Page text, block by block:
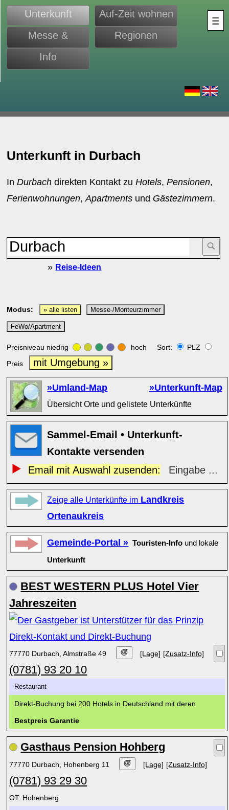
Unterkunft
Auf-Zeit wohnen
Messe &
Monteure
Regionen
Info
Unterkunft in Durbach
InDurbach direkten Kontakt zuHotels,Pensionen,
Ferienwohnungen,Apartments und Gästezimmern.
» Reise-Ideen
Modus: » alle listen Messe-/Monteurzimmer
FeWo/Apartment
Preisniveau niedrig hoch Sort:
PLZ
Preis
mit Umgebung »
»Umland-Map »Unterkunft-Map
Übersicht Orte und gelistete Unterkünfte
Sammel-Email • Unterkunft-
Kontakte versenden
Email mit Auswahl zusenden:
Eingabe ...
Zeige alle Unterkünfte im Landkreis
Ortenaukreis
Gemeinde-Portal » Touristen-Info und lokale
Unterkunft
BEST WESTERN PLUS Hotel Vier
Jahreszeiten
77770 Durbach, Almstraße 49 [Lage] [Zusatz-Info]
(0781) 93 20 10
Restaurant
Direkt-Buchung bei 200 Hotels in Deutschland mit deren
Bestpreis Garantie
Gasthaus Pension Hohberg
77770 Durbach, Hohenberg 11 [Lage] [Zusatz-Info]
(0781) 93 29 30
OT: Hohenberg